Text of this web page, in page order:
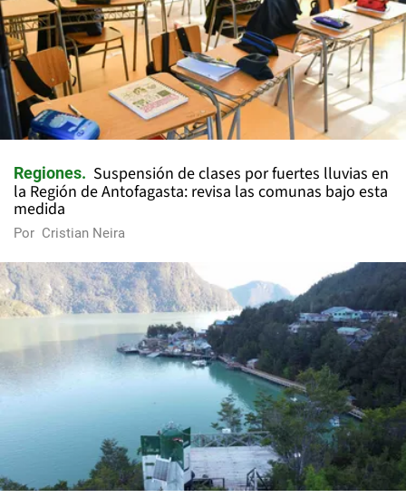
Regiones
Suspensión de clases por fuertes lluvias en
la Región de Antofagasta: revisa las comunas bajo esta
medida
Por Cristian Neira